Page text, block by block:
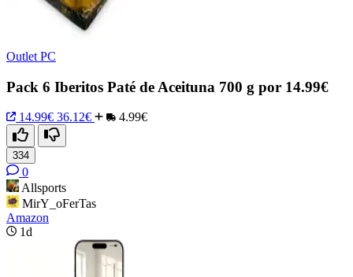
Outlet PC
Pack 6 Iberitos Paté de Aceituna 700 g por 14.99€
14.99€ 36.12€ 4.99€
334
0
Allsports
MirY_oFerTas
Amazon
1d